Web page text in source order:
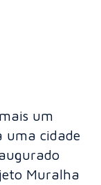
um
uma cidade
Muralha